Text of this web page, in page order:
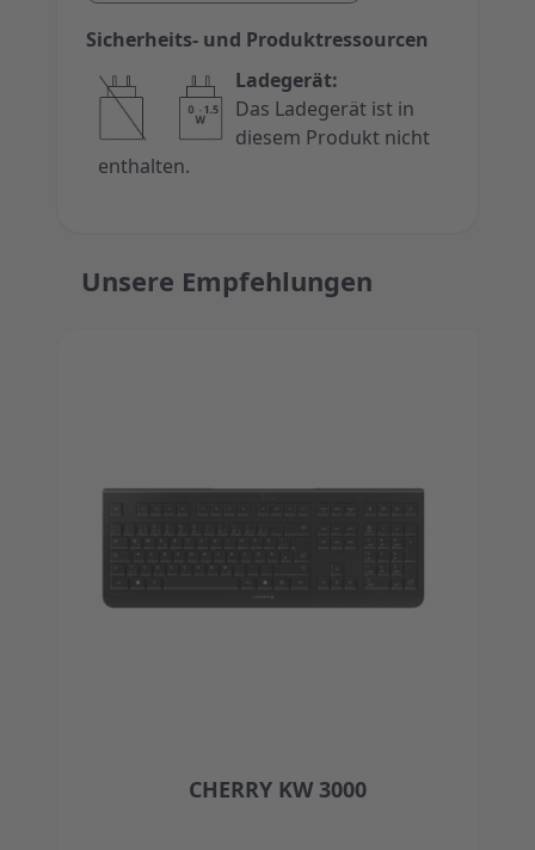
Sicherheits- und Produktressourcen
Ladegerät:
Das Ladegerät ist in
diesem Produkt nicht
enthalten.
Unsere Empfehlungen
CHERRY KW 3000